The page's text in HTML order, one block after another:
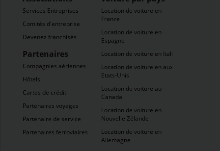
Services Entreprises
Comités d'entreprise
Devenez franchisés
Partenaires
Compagnies aériennes
Hôtels
Cartes de crédit
Partenaires voyages
Partenaire de service
Partenaires ferroviaires
Location de voiture en
France
Location de voiture en
Espagne
Location de voiture en Italie
Location de voiture en aux
Etats-Unis
Location de voiture au
Canada
Location de voiture en
Nouvelle Zélande
Location de voiture en
Allemagne